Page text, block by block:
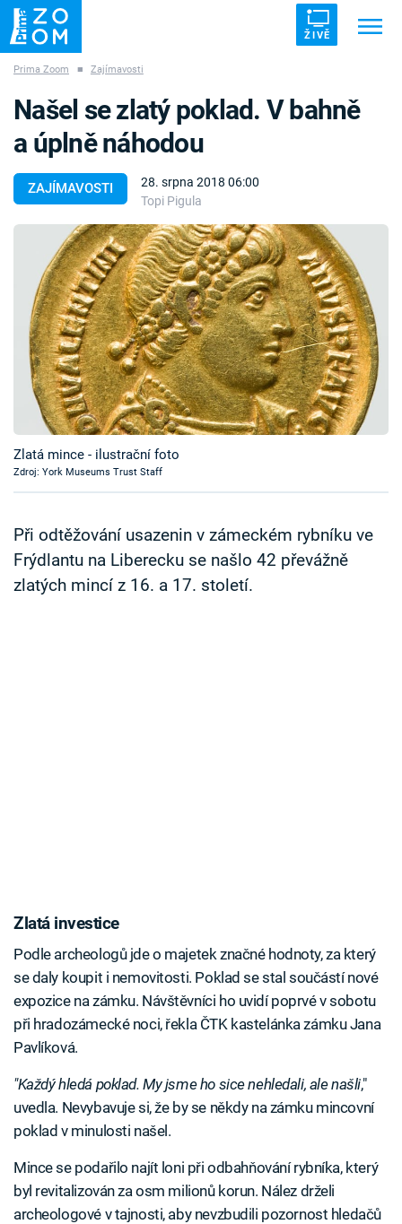
ŽIVĚ
ZÁHADY VETŘELCI DÁVNOVĚKU
Témata
Témata
Pořady
TV Program
Časopis
Sledujte prima+
Sledujte nás
Prima Zoom ■ Zajímavosti
ZAJÍMAVOSTI
28. srpna 2018 06:00
Topi Pigula
Našel se zlatý poklad. V bahně
a úplně náhodou
Zlatá mince - ilustrační foto
Zdroj: York Museums Trust Staff
Při odtěžování usazenin v zámeckém rybníku ve
Frýdlantu na Liberecku se našlo 42 převážně
zlatých mincí z 16. a 17. století.
Zlatá investice
Podle archeologů jde o majetek značné hodnoty, za který
se daly koupit i nemovitosti. Poklad se stal součástí nové
expozice na zámku. Návštěvníci ho uvidí poprvé v sobotu
při hradozámecké noci, řekla ČTK kastelánka zámku Jana
Pavlíková.
"Každý hledá poklad. My jsme ho sice nehledali, ale našli,"
uvedla. Nevybavuje si, že by se někdy na zámku mincovní
poklad v minulosti našel.
Mince se podařilo najít loni při odbahňování rybníka, který
byl revitalizován za osm milionů korun. Nález drželi
archeologové v tajnosti, aby nevzbudili pozornost hledačů